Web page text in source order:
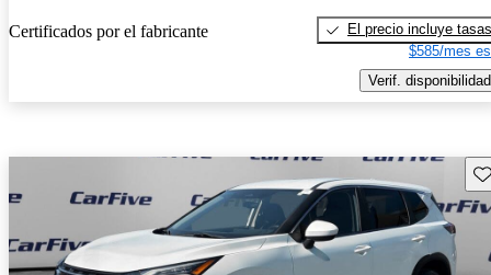
Certificados por el fabricante
El precio incluye tasas
$585/mes
Verif. disponibilidad